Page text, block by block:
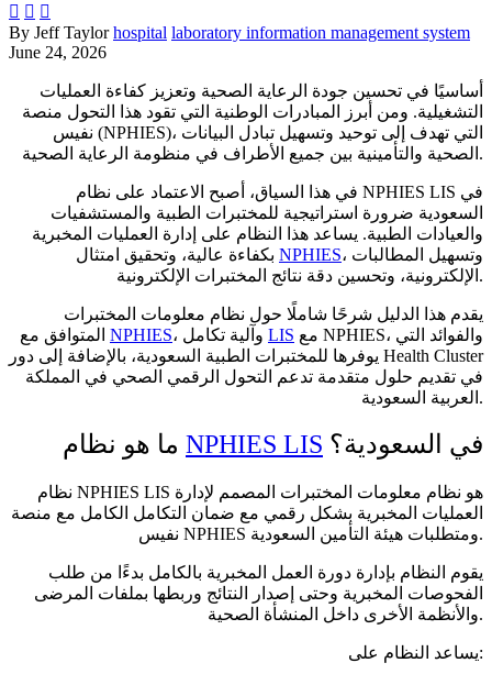
  
By Jeff Taylor hospital laboratory information management system
June 24, 2026
التشغيلية. ومن أبرز المبادرات الوطنية التي تقود هذا التحول منصة
نفيس (NPHIES)، التي تهدف إلى توحيد وتسهيل تبادل البيانات
الصحية والتأمينية بين جميع الأطراف في منظومة الرعاية الصحية.
في هذا السياق، أصبح الاعتماد على نظام NPHIES LIS في
السعودية ضرورة استراتيجية للمختبرات الطبية والمستشفيات
والعيادات الطبية. يساعد هذا النظام على إدارة العمليات المخبرية
NPHIES، وتسهيل المطالبات
الإلكترونية، وتحسين دقة نتائج المختبرات الإلكترونية.
يقدم هذا الدليل شرحًا شاملًا حول نظام معلومات المختبرات
NPHIES LIS
يوفرها للمختبرات الطبية السعودية، بالإضافة إلى دور Health Cluster
في تقديم حلول متقدمة تدعم التحول الرقمي الصحي في المملكة
العربية السعودية.
NPHIES LIS في السعودية؟
نظام NPHIES LIS هو نظام معلومات المختبرات المصمم لإدارة
العمليات المخبرية بشكل رقمي مع ضمان التكامل الكامل مع منصة
نفيس NPHIES ومتطلبات هيئة التأمين السعودية.
يقوم النظام بإدارة دورة العمل المخبرية بالكامل بدءًا من طلب
الفحوصات المخبرية وحتى إصدار النتائج وربطها بملفات المرضى
والأنظمة الأخرى داخل المنشأة الصحية.
يساعد النظام على: